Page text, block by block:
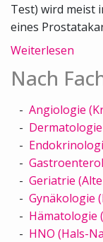
Test) wird meist
eines
Weiterlesen
Nach
Angiologie
Geriatrie
Gynäkologie
Hämatologie
HNO (Hals-